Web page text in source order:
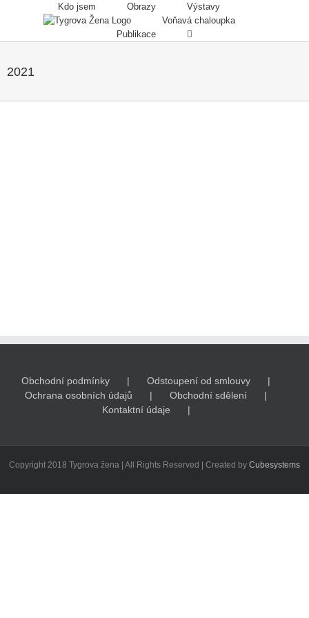
Kdo jsem Obrazy
Výstavy
Voňavá chaloupka
Publikace
2021
Obchodní podmínky
Odstoupení od smlouvy
Ochrana osobních údajů
Obchodní sdělení
Kontaktní údaje
Copyright 2018 Tygrova žena | All Rights Reserved | Created by Cubesystems